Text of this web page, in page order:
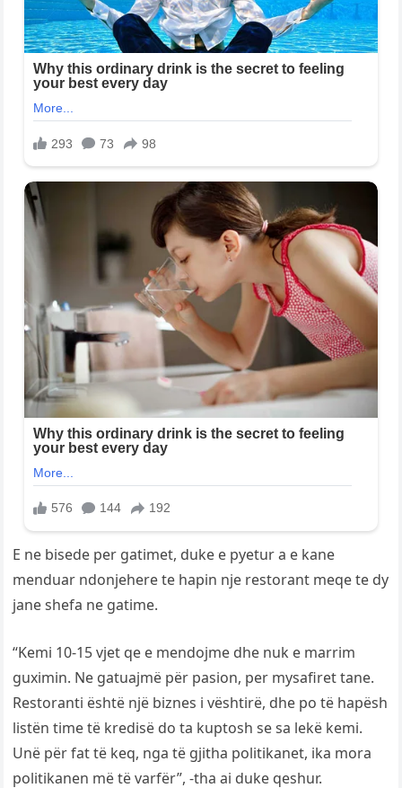
E ne bisede per gatimet, duke e pyetur a e kane
menduar ndonjehere te hapin nje restorant meqe te dy
jane shefa ne gatime.
“Kemi 10-15 vjet qe e mendojme dhe nuk e marrim
guximin. Ne gatuajmë për pasion, per mysafiret tane.
Restoranti është një biznes i vështirë, dhe po të hapësh
listën time të kredisë do ta kuptosh se sa lekë kemi.
Unë për fat të keq, nga të gjitha politikanet, ika mora
politikanen më të varfër”, -tha ai duke qeshur.